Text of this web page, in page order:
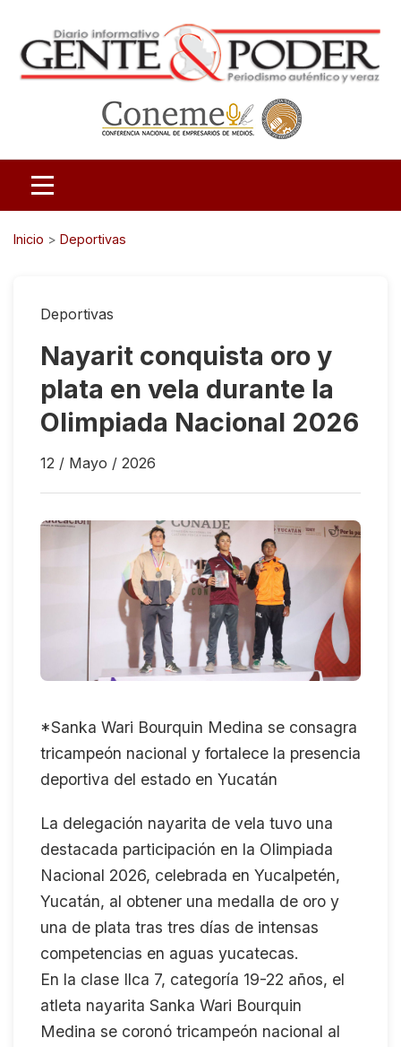
Inicio > Deportivas
Deportivas
Nayarit conquista oro y
plata en vela durante la
Olimpiada Nacional 2026
12 / Mayo / 2026
*Sanka Wari Bourquin Medina se consagra
tricampeón nacional y fortalece la presencia
deportiva del estado en Yucatán
La delegación nayarita de vela tuvo una
destacada participación en la Olimpiada
Nacional 2026, celebrada en Yucalpetén,
Yucatán, al obtener una medalla de oro y
una de plata tras tres días de intensas
competencias en aguas yucatecas.
En la clase Ilca 7, categoría 19-22 años, el
atleta nayarita Sanka Wari Bourquin
Medina se coronó tricampeón nacional al